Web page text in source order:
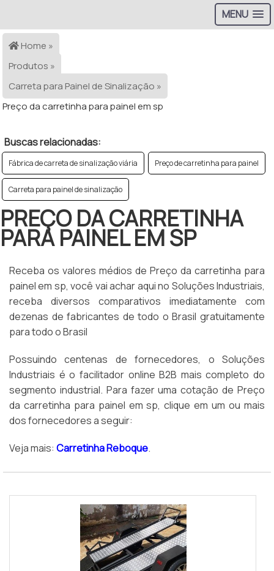
MENU
Home »
Produtos »
Carreta para Painel de Sinalização »
Preço da carretinha para painel em sp
Buscas relacionadas:
Fábrica de carreta de sinalização viária Preço de carretinha para painel
Carreta para painel de sinalização
PREÇO DA CARRETINHA
PARA PAINEL EM SP
Receba os valores médios de Preço da carretinha para
painel em sp, você vai achar aqui no Soluções Industriais,
receba diversos comparativos imediatamente com
dezenas de fabricantes de todo o Brasil gratuitamente
para todo o Brasil
Possuindo centenas de fornecedores, o Soluções
Industriais é o facilitador online B2B mais completo do
segmento industrial. Para fazer uma cotação de Preço
da carretinha para painel em sp, clique em um ou mais
dos fornecedores a seguir:
Veja mais: Carretinha Reboque.